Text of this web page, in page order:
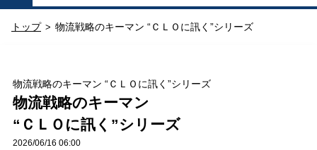
ュ
オ
ン
トップ > 物流戦略のキーマン “ＣＬＯに訊く”シリーズ
物流戦略のキーマン “ＣＬＯに訊く”シリーズ
物流戦略のキーマン
“ＣＬＯに訊く”シリーズ
2026/06/16 06:00